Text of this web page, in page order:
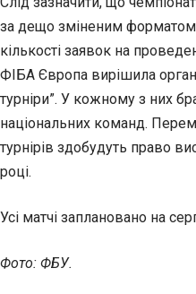
за дещо зміненим форматом.
кількості заявок на
ФІБА Європа вирішила
турніри”. У кожному з них
національних команд.
турнірів здобудуть право
році.
Усі матчі заплановано на
Фото: ФБУ.